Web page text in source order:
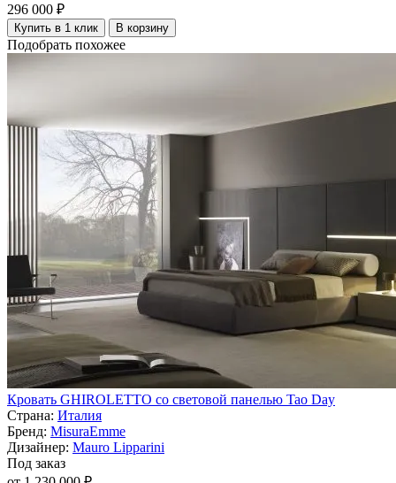
296 000 ₽
Купить в 1 клик В корзину
Подобрать похожее
Кровать GHIROLETTO со световой панелью Tao Day
Страна: Италия
Бренд: MisuraEmme
Дизайнер: Mauro Lipparini
Под заказ